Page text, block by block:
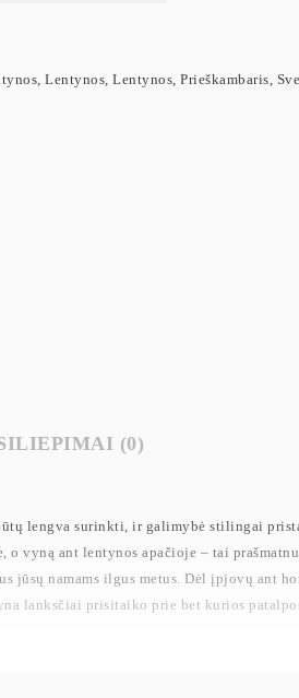
, Lentynos, Lentynos, Prieškambaris,
(0)
lengva surinkti, ir galimybė stilingai
vyną ant lentynos apačioje – tai
jūsų namams ilgus metus. Dėl įpjovų ant
lanksčiai prisitaiko prie bet kurios